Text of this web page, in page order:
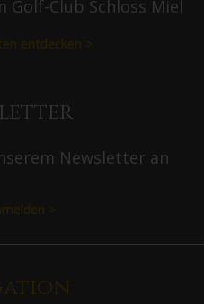
Club Schloss Miel
entdecken >
Newsletter an
>